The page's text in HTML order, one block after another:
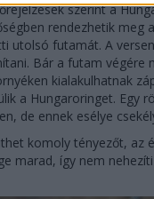
szerint a
rendezhetik meg
utolsó futamát. A
Bár a futam végére
kialakulhatnak
a Hungaroringet. Egy
de ennek esélye
komoly tényezőt, az
marad, így nem